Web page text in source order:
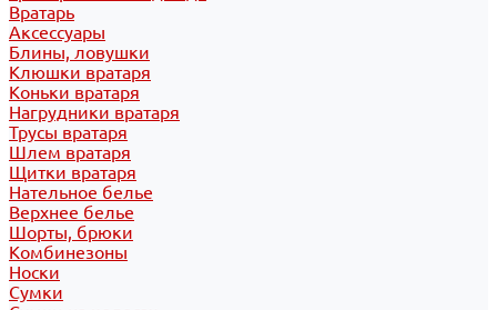
Вратарь
Аксессуары
Блины, ловушки
Клюшки вратаря
Коньки вратаря
Нагрудники вратаря
Трусы вратаря
Шлем вратаря
Щитки вратаря
Нательное белье
Верхнее белье
Шорты, брюки
Комбинезоны
Носки
Сумки